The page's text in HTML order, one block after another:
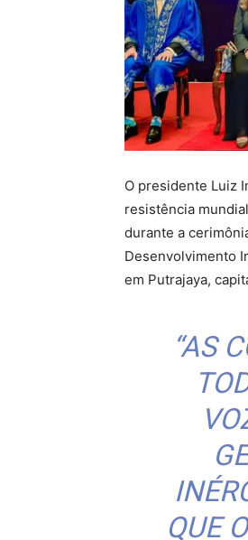
O presidente Luiz
resistência
durante a
Desenvolvimento
em Putrajaya,
“AS
QUE